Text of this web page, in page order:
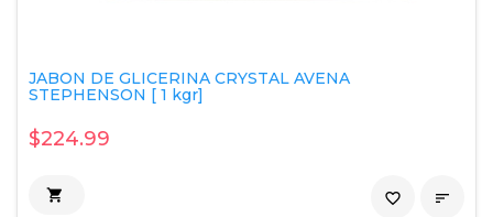
JABON DE GLICERINA CRYSTAL AVENA
STEPHENSON [ 1 kgr]
$224.99
 
favorite_border